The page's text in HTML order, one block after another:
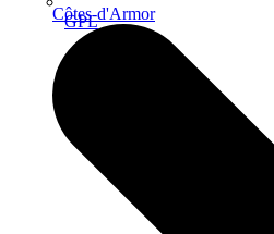
GPL
Côtes-d'Armor